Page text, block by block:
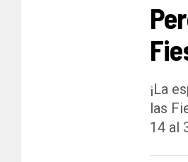
¡La
las
14 al